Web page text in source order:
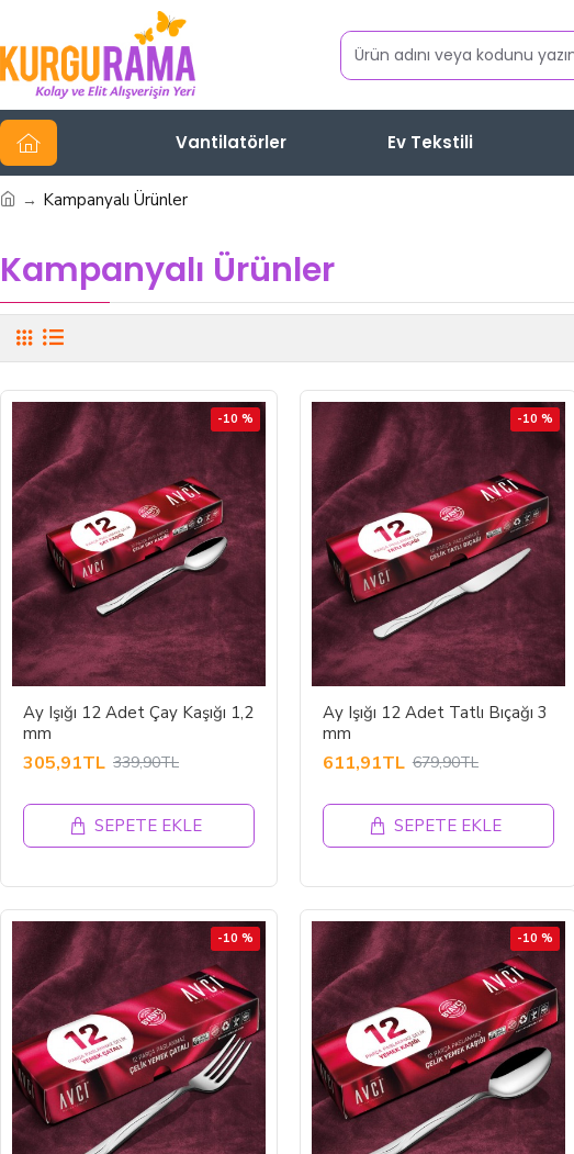
Vantilatörler Ev Tekstili
Kampanyalı Ürünler
Kampanyalı Ürünler
-10 %
Ay Işığı 12 Adet Çay Kaşığı 1,2
mm
305,91TL 339,90TL
SEPETE EKLE
-10 %
Ay Işığı 12 Adet Tatlı Bıçağı 3
mm
611,91TL 679,90TL
SEPETE EKLE
-10 % -10 %